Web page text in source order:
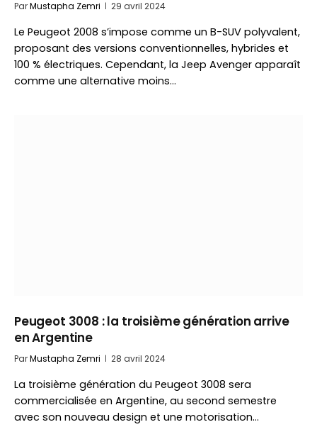
ParMustapha Zemri 29 avril 2024
Le Peugeot 2008 s’impose comme un B-SUV polyvalent,
proposant des versions conventionnelles, hybrides et
100 % électriques. Cependant, la Jeep Avenger apparaît
comme une alternative moins…
Peugeot 3008 : la troisième génération arrive
en Argentine
ParMustapha Zemri 28 avril 2024
La troisième génération du Peugeot 3008 sera
commercialisée en Argentine, au second semestre
avec son nouveau design et une motorisation…